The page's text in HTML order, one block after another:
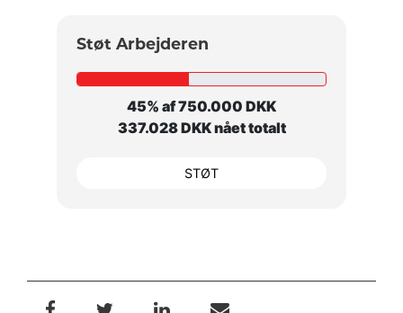
Støt Arbejderen
45% af 750.000 DKK
337.028 DKK nået totalt
STØT